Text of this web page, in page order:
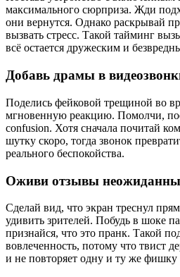
максимального сюрприза. Жди
они вернутся. Однако раскрывай
вызвать стресс. Такой тайминг
всё остается дружеским и
Добавь драмы в
Поделись фейковой трещиной во
мгновенную реакцию. Помолчи,
confusion. Хотя сначала почитай
шутку скоро, тогда звонок
реального беспокойства.
Оживи отзывы
Сделай вид, что экран треснул
удивить зрителей. Побудь в шоке
признайся, что это пранк. Такой
вовлеченность, потому что твист
и не повторяет одну и ту же фишку